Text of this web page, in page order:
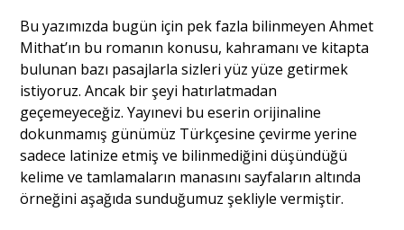
Eğitim
Dosya Haber
Ankara Analiz
Sağlık
Bu yazımızda bugün için pek fazla bilinmeyen Ahmet
Mithat’ın bu romanın konusu, kahramanı ve kitapta
bulunan bazı pasajlarla sizleri yüz yüze getirmek
istiyoruz. Ancak bir şeyi hatırlatmadan
geçemeyeceğiz. Yayınevi bu eserin orijinaline
dokunmamış günümüz Türkçesine çevirme yerine
sadece latinize etmiş ve bilinmediğini düşündüğü
kelime ve tamlamaların manasını sayfaların altında
örneğini aşağıda sunduğumuz şekliyle vermiştir.